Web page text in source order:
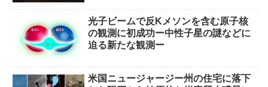
光子ビームで反Kメソンを含む原子核
の観測に初成功ー中性子星の謎などに
迫る新たな観測ー
米国ニュージャージー州の住宅に落下